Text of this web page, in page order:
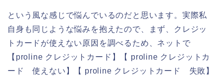
という風な感じで悩んでいるのだと思います。実際私
自身も同じような悩みを抱えたので、まず、クレジッ
トカードが使えない原因を調べるため、ネットで
【proline クレジットカード】【 proline クレジットカ
ード 使えない】【 proline クレジットカード 失敗】